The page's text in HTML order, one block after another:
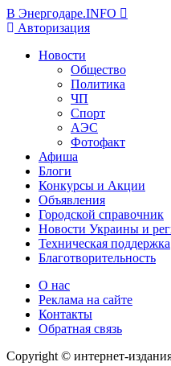
В Энергодаре.INFO
Авторизация
Новости
Общество
Политика
ЧП
Спорт
АЭС
Фотофакт
Афиша
Блоги
Конкурсы и Акции
Объявления
Городской справочник
Новости Украины и
Техническая поддержка
Благотворительность
О нас
Реклама на сайте
Контакты
Обратная связь
Copyright © интернет-